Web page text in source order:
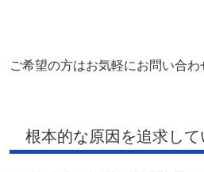
ご希望の方はお気軽にお問い合わ
根本的な原因を追求して